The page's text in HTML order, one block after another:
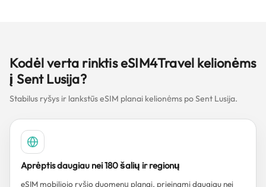
Kodėl verta rinktis eSIM4Travel kelionėms
į Sent Lusija?
Stabilus ryšys ir lankstūs eSIM planai kelionėms po Sent Lusija.
Aprėptis daugiau nei 180 šalių ir regionų
eSIM mobiliojo ryšio duomenų planai, prieinami daugiau nei